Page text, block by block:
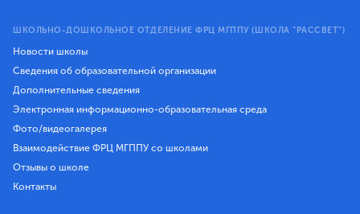
ШКОЛЬНО-ДОШКОЛЬНОЕ ОТДЕЛЕНИЕ ФРЦ МГППУ (ШКОЛА "РАССВЕТ")
Новости школы
Сведения об образовательной организации
Дополнительные сведения
Электронная информационно-образовательная среда
Фото/видеогалерея
Взаимодействие ФРЦ МГППУ со школами
Отзывы о школе
Контакты